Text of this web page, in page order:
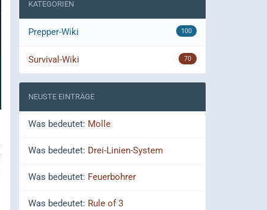
KATEGORIEN
Prepper-Wiki 100
Survival-Wiki 70
NEUSTE EINTRÄGE
Was bedeutet: Molle
Was bedeutet: Drei-Linien-System
Was bedeutet: Feuerbohrer
Was bedeutet: Rule of 3